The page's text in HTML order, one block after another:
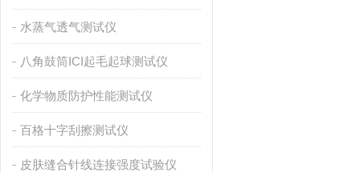
水蒸气透气测试仪
八角鼓筒ICI起毛起球测试仪
化学物质防护性能测试仪
百格十字刮擦测试仪
皮肤缝合针线连接强度试验仪